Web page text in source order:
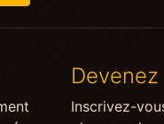
Inscrivez-